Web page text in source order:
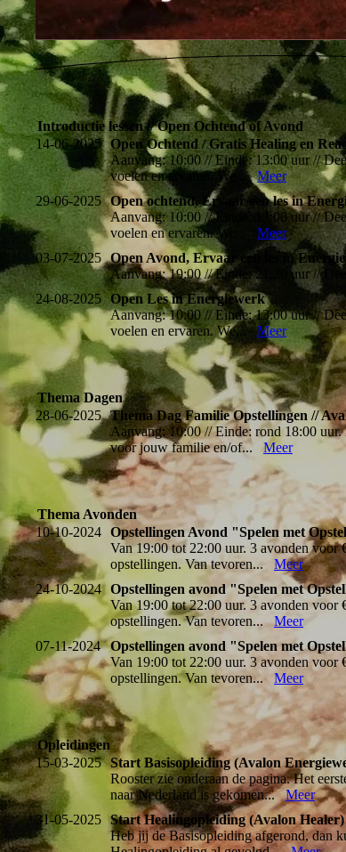
Introductie lessen // Open Ochtend of Avond
14-06-2025 Open Ochtend / Gratis Healing en
Aanvang: 10:00 // Einde: 13:00 uur //
voelen en ervaren. We...Meer
29-06-2025 Open ochtend, Ervaar een les in
Aanvang: 10:00 // Einde: 13:00 uur //
voelen en ervaren. We... Meer
03-07-2025 Open Avond, Ervaar een les in
Aanvang: 19:00 // Einde: 21:30 uur //
24-08-2025 Open Les in Energiewerk
Aanvang: 10:00 // Einde: 13:00 uur //
voelen en ervaren. We...Meer
Thema Dagen
28-06-2025 Thema Dag Familie Opstellingen //
Aanvang: 10:00 // Einde: rond 18:00
voor jouw familie en/of...Meer
Thema Avonden
10-10-2024 Opstellingen Avond "Spelen met
Van 19:00 tot 22:00 uur. 3 avonden voor
opstellingen. Van tevoren... Meer
24-10-2024 Opstellingen avond "Spelen met
Van 19:00 tot 22:00 uur. 3 avonden voor
opstellingen. Van tevoren...Meer
07-11-2024
Opstellingen avond "Spelen met
Van 19:00 tot 22:00 uur. 3 avonden voor
opstellingen. Van tevoren... Meer
Opleidingen
15-03-2025
Start Basisopleiding (Avalon
Rooster zie onderaan de pagina. Het
naar Nederland is gekomen...Meer
31-05-2025 Start Healingopleiding (Avalon
Heb jij de Basisopleiding afgerond, dan